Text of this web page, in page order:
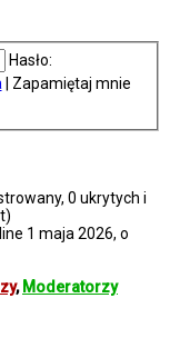
Hasło:
Zapamiętaj mnie
0 ukrytych i
1 maja 2026, o
, Moderatorzy